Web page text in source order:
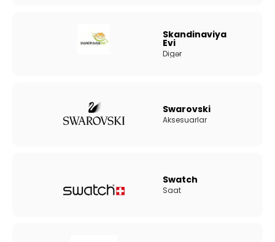
Skandinaviya
Evi
Digər
Swarovski
Aksesuarlar
Swatch
Saat